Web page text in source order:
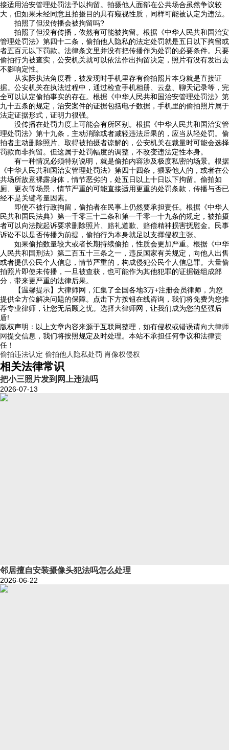
接适用治安管理处罚法予以拘留。拍摄他人面部在公共场合虽然争议较
大，但如果未经同意且拍摄目的具有窥视性质，同样可能被认定为违法。
拍照了但没传播会被拘留吗?
拍照了但没有传播，依然有可能被拘留。根据《中华人民共和国治安
管理处罚法》第四十二条，偷拍他人隐私的法定处罚就是五日以下拘留或
者五百元以下罚款。法律条文里并没有把传播作为处罚的必要条件。只要
偷拍行为被查实，公安机关就可以依法作出拘留决定，照片有没有发出去
不影响定性。
从实际执法角度看，被发现时手机里存有偷拍照片本身就是直接证
据。公安机关在执法过程中，通过检查手机相册、云盘、聊天记录等，完
全可以认定偷拍事实的存在。根据《中华人民共和国治安管理处罚法》第
九十五条的规定，治安案件的证据包括电子数据，手机里的偷拍照片属于
法定证据形式，证明力很强。
没传播在处罚力度上可能会有所区别。根据《中华人民共和国治安管
理处罚法》第十九条，主动消除或者减轻违法后果的，应当从轻处罚。偷
拍者主动删除照片、取得被拍摄者谅解的，公安机关在裁量时可能会选择
罚款而非拘留。但这属于处罚幅度的调整，不改变违法定性本身。
有一种情况必须特别说明，就是偷拍内容涉及极度私密的场景。根据
《中华人民共和国治安管理处罚法》第四十四条，猥亵他人的，或者在公
共场所故意裸露身体，情节恶劣的，处五日以上十日以下拘留。偷拍如
厕、更衣等场景，情节严重的可能直接适用更重的处罚条款，传播与否已
经不是关键考量因素。
即使不被行政拘留，偷拍者在民事上仍然要承担责任。根据《中华人
民共和国民法典》第一千零三十二条和第一千零一十九条的规定，被拍摄
者可以向法院起诉要求删除照片、赔礼道歉、赔偿精神损害抚慰金。民事
诉讼不以是否传播为前提，偷拍行为本身就足以支撑侵权主张。
如果偷拍数量较大或者长期持续偷拍，性质会更加严重。根据《中华
人民共和国刑法》第二百五十三条之一，违反国家有关规定，向他人出售
或者提供公民个人信息，情节严重的，构成侵犯公民个人信息罪。大量偷
拍照片即使未传播，一旦被查获，也可能作为其他犯罪的证据链组成部
分，带来更严重的法律后果。
【温馨提示】大律师网，汇集了全国各地3万+注册会员律师，为您
提供全方位解决问题的保障。点击下方按钮在线咨询，我们将免费为您推
荐专业律师，让您无后顾之忧。选择大律师网，让我们成为您的坚强后
盾!
版权声明：以上文章内容来源于互联网整理，如有侵权或错误请向大律师
网提交信息，我们将按照规定及时处理。本站不承担任何争议和法律责
任！
偷拍违法认定 偷拍他人隐私处罚 肖像权侵权
相关法律常识
把小三照片发到网上违法吗
2026-07-13
邻居擅自安装摄像头犯法吗怎么处理
2026-06-22